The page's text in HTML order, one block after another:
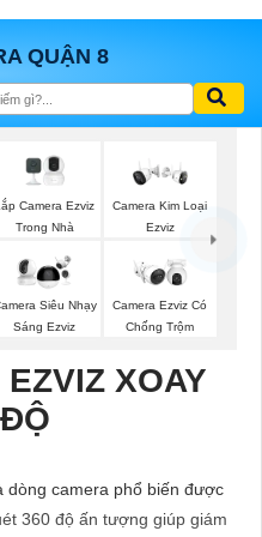
QUẬN 8
Camera Ezviz
Trong Nhà
Camera Kim Loại
Ezviz
Siêu Nhạy
Sáng Ezviz
Camera Ezviz Có
Chống Trộm
XOAY
dòng camera phổ biến được
360 độ ấn tượng giúp giám